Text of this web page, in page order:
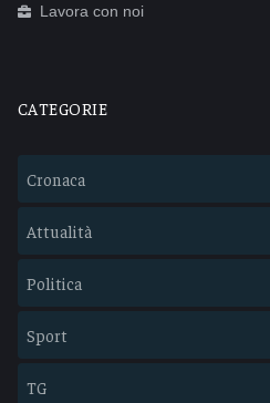
Lavora con noi
CATEGORIE
Cronaca
Attualità
Politica
Sport
TG